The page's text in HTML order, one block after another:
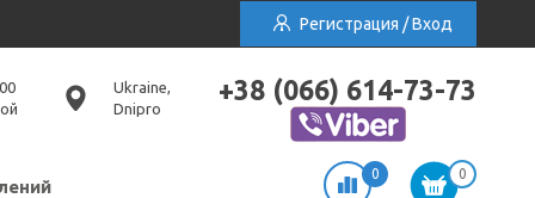
Регистрация / Вход
Ukraine,
Dnipro
+38 (066) 614-73-73
0 0